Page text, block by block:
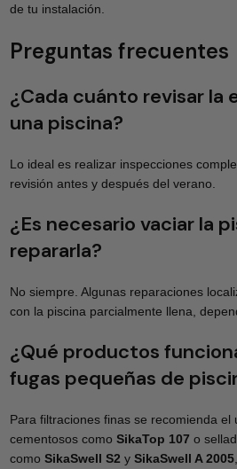
de tu instalación.
Preguntas frecuentes
¿Cada cuánto revisar la
una piscina?
Lo ideal es realizar inspecciones
revisión antes y después del verano.
¿Es necesario vaciar la
repararla?
No siempre. Algunas reparaciones
con la piscina parcialmente llena,
¿Qué productos
fugas pequeñas de
Para filtraciones finas se recomienda el
cementosos como SikaTop 107 o
como SikaSwell S2 y SikaSwell A 2005